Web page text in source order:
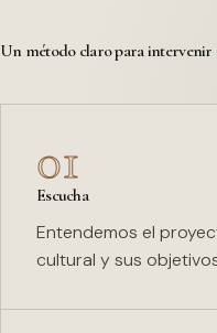
Un método claro para intervenir
01
Escucha
Entendemos el
cultural y sus